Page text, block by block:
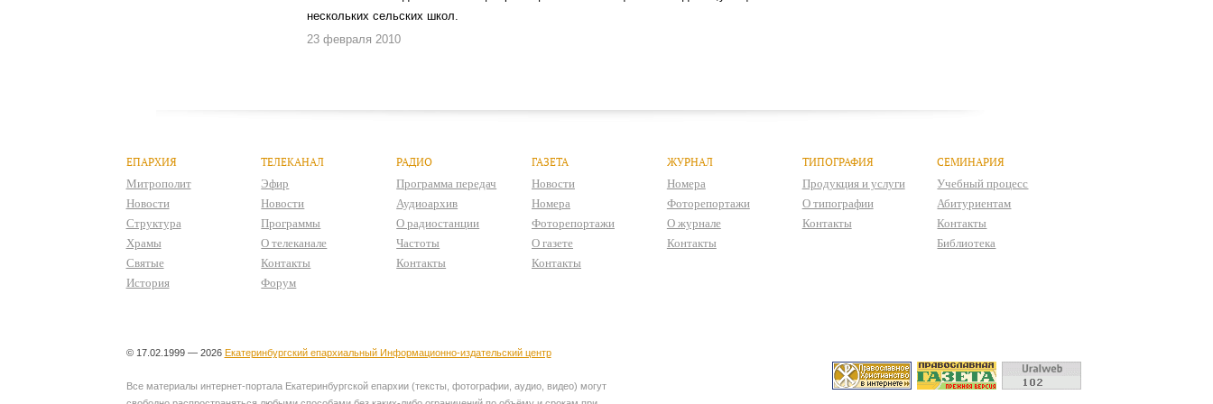
нескольких сельских школ.
23 февраля 2010
ЕПАРХИЯ
Митрополит
Новости
Структура
Храмы
Святые
История
ТЕЛЕКАНАЛ
Эфир
Новости
Программы
О телеканале
Контакты
Форум
РАДИО
Программа передач
Аудиоархив
О радиостанции
Частоты
Контакты
ГАЗЕТА
Новости
Номера
Фоторепортажи
О газете
Контакты
ЖУРНАЛ
Номера
Фоторепортажи
О журнале
Контакты
ТИПОГРАФИЯ
Продукция и услуги
О типографии
Контакты
СЕМИНАРИЯ
Учебный процесс
Абитуриентам
Контакты
Библиотека
© 17.02.1999 — 2026 Екатеринбургский епархиальный Информационно-издательский центр
Все материалы интернет-портала Екатеринбургской епархии (тексты, фотографии, аудио, видео) могут